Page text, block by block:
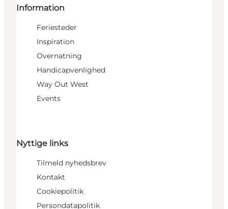
Information
Feriesteder
Inspiration
Overnatning
Handicapvenlighed
Way Out West
Events
Nyttige links
Tilmeld nyhedsbrev
Kontakt
Cookiepolitik
Persondatapolitik